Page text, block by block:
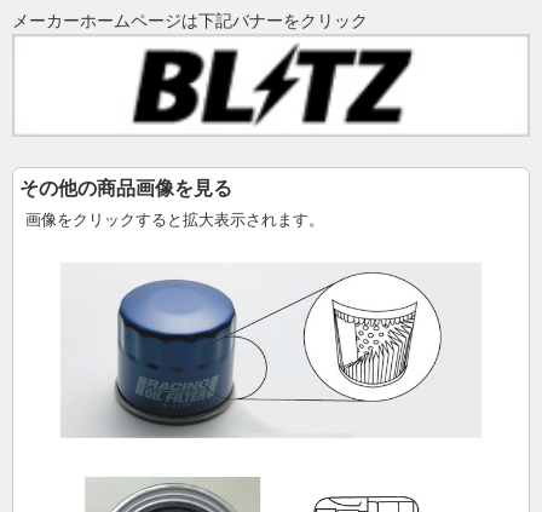
メーカーホームページは下記バナーをクリック
その他の商品画像を見る
画像をクリックすると拡大表示されます。